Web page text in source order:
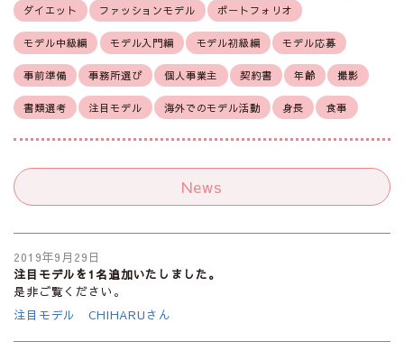
ダイエット ファッションモデル ポートフォリオ
モデル中級編 モデル入門編 モデル初級編 モデル応募
事前準備 事務所選び 個人事業主 契約書 年齢 撮影
書類選考 注目モデル 海外でのモデル活動 身長 食事
News
2019年9月29日
注目モデルを1名追加いたしました。
是非ご覧ください。
注目モデル CHIHARUさん